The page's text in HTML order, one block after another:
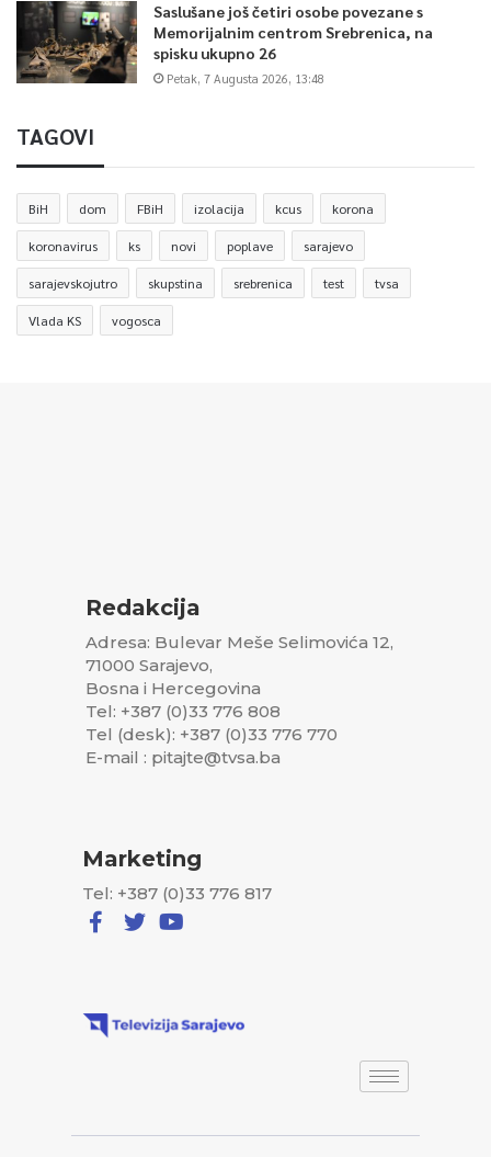
Saslušane još četiri osobe povezane s
Memorijalnim centrom Srebrenica, na
spisku ukupno 26
Petak, 7 Augusta 2026, 13:48
TAGOVI
BiH dom FBiH izolacija kcus korona
koronavirus ks novi poplave sarajevo
sarajevskojutro skupstina srebrenica test tvsa
Vlada KS vogosca
Redakcija
Adresa: Bulevar Meše Selimovića 12,
71000 Sarajevo,
Bosna i Hercegovina
Tel: +387 (0)33 776 808
Tel (desk): +387 (0)33 776 770
E-mail : pitajte@tvsa.ba
Marketing
Tel: +387 (0)33 776 817